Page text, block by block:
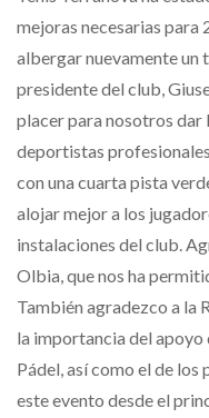
mejoras necesarias para
albergar nuevamente un
presidente del club,
placer para nosotros dar
deportistas
con una cuarta pista
alojar mejor a los
instalaciones del club.
Olbia, que nos ha
También agradezco a la
la importancia del apoyo
Pádel, así como el de
este evento desde el